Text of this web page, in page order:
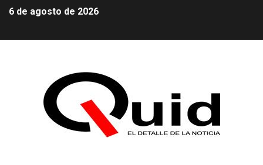
6 de agosto de 2026